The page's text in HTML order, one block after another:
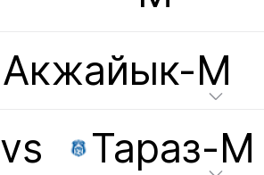
Акжайык-М
vs
Тараз-М